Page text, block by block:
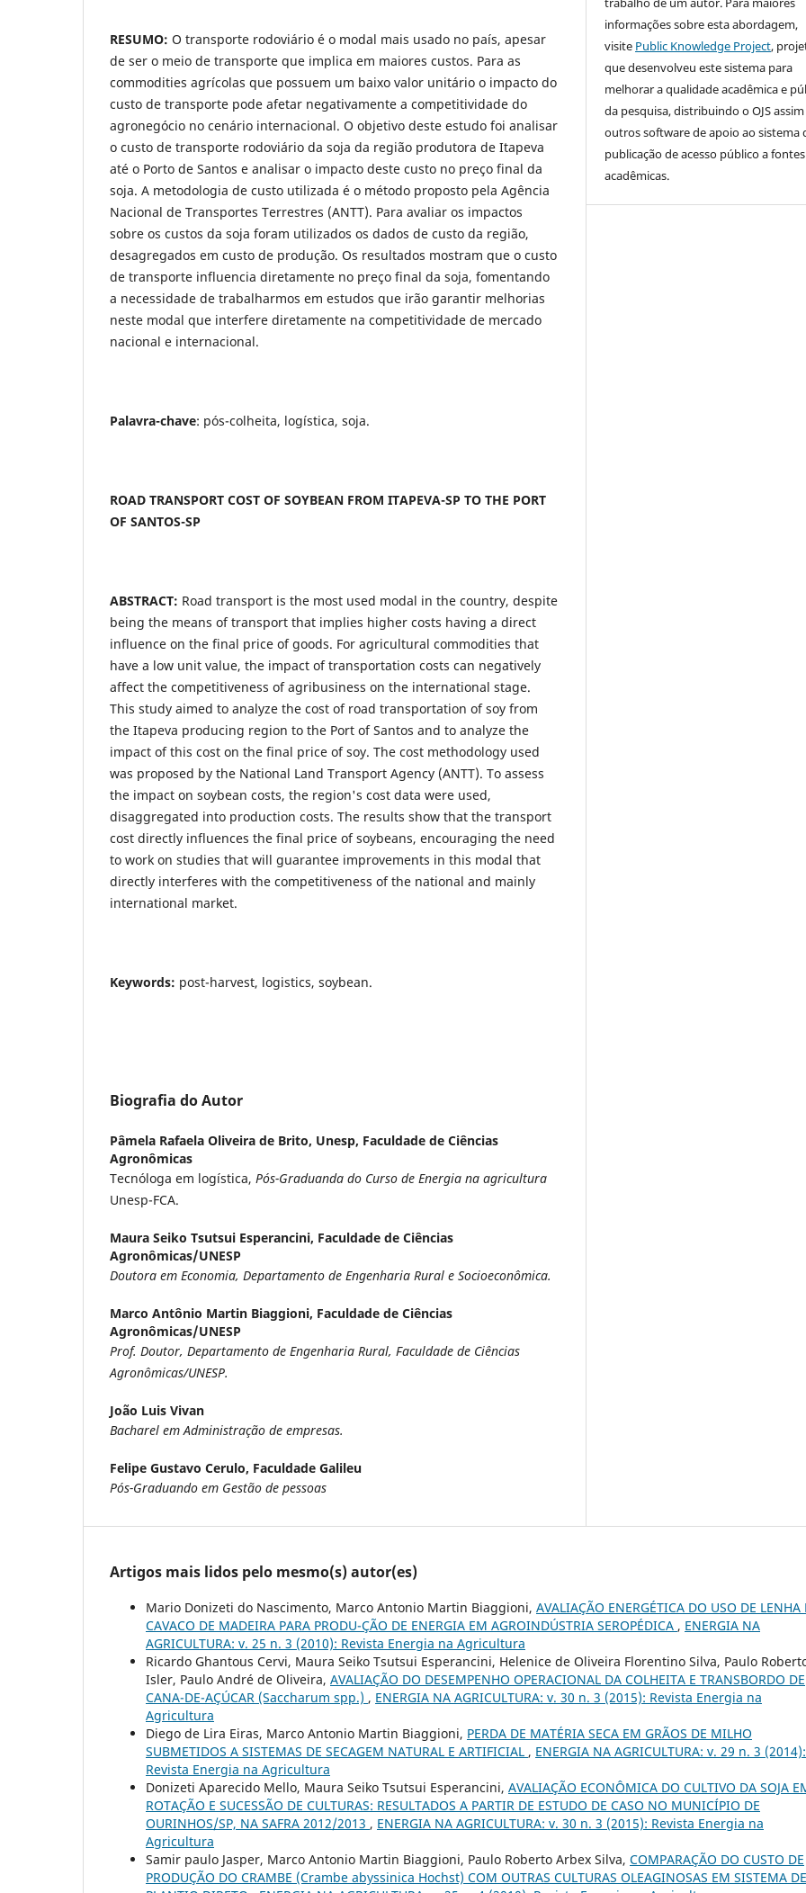
RESUMO: O transporte rodoviário é o modal mais usado no país, apesar
de ser o meio de transporte que implica em maiores custos. Para as
commodities agrícolas que possuem um baixo valor unitário o impacto do
custo de transporte pode afetar negativamente a competitividade do
agronegócio no cenário internacional. O objetivo deste estudo foi analisar
o custo de transporte rodoviário da soja da região produtora de Itapeva
até o Porto de Santos e analisar o impacto deste custo no preço final da
soja. A metodologia de custo utilizada é o método proposto pela Agência
Nacional de Transportes Terrestres (ANTT). Para avaliar os impactos
sobre os custos da soja foram utilizados os dados de custo da região,
desagregados em custo de produção. Os resultados mostram que o custo
de transporte influencia diretamente no preço final da soja, fomentando
a necessidade de trabalharmos em estudos que irão garantir melhorias
neste modal que interfere diretamente na competitividade de mercado
nacional e internacional.
Palavra-chave: pós-colheita, logística, soja.
ROAD TRANSPORT COST OF SOYBEAN FROM ITAPEVA-SP TO THE PORT
OF SANTOS-SP
ABSTRACT: Road transport is the most used modal in the country, despite
being the means of transport that implies higher costs having a direct
influence on the final price of goods. For agricultural commodities that
have a low unit value, the impact of transportation costs can negatively
affect the competitiveness of agribusiness on the international stage.
This study aimed to analyze the cost of road transportation of soy from
the Itapeva producing region to the Port of Santos and to analyze the
impact of this cost on the final price of soy. The cost methodology used
was proposed by the National Land Transport Agency (ANTT). To assess
the impact on soybean costs, the region's cost data were used,
disaggregated into production costs. The results show that the transport
cost directly influences the final price of soybeans, encouraging the need
to work on studies that will guarantee improvements in this modal that
directly interferes with the competitiveness of the national and mainly
international market.
Keywords: post-harvest, logistics, soybean.
Biografia do Autor
Pâmela Rafaela Oliveira de Brito, Unesp, Faculdade de Ciências
Agronômicas
Tecnóloga em logística, Pós-Graduanda do Curso de Energia na agricultura
Unesp-FCA.
Maura Seiko Tsutsui Esperancini, Faculdade de Ciências
Agronômicas/UNESP
Doutora em Economia, Departamento de Engenharia Rural e Socioeconômica.
Marco Antônio Martin Biaggioni, Faculdade de Ciências
Agronômicas/UNESP
Prof. Doutor, Departamento de Engenharia Rural, Faculdade de Ciências
Agronômicas/UNESP.
João Luis Vivan
Bacharel em Administração de empresas.
Felipe Gustavo Cerulo, Faculdade Galileu
Pós-Graduando em Gestão de pessoas
informações sobre esta abordagem,
visite Public Knowledge Project,
que desenvolveu este sistema para
melhorar a qualidade acadêmica e
da pesquisa, distribuindo o OJS
outros software de apoio ao sistema
publicação de acesso público a fontes
acadêmicas.
Artigos mais lidos pelo mesmo(s) autor(es)
Mario Donizeti do Nascimento, Marco Antonio Martin Biaggioni, AVALIAÇÃO ENERGÉTICA DO USO DE LENHA
CAVACO DE MADEIRA PARA PRODU-ÇÃO DE ENERGIA EM AGROINDÚSTRIA SEROPÉDICA , ENERGIA NA
AGRICULTURA: v. 25 n. 3 (2010): Revista Energia na Agricultura
Ricardo Ghantous Cervi, Maura Seiko Tsutsui Esperancini, Helenice de Oliveira Florentino Silva, Paulo
Isler, Paulo André de Oliveira, AVALIAÇÃO DO DESEMPENHO OPERACIONAL DA COLHEITA E TRANSBORDO DE
CANA-DE-AÇÚCAR (Saccharum spp.) , ENERGIA NA AGRICULTURA: v. 30 n. 3 (2015): Revista Energia na
Agricultura
Diego de Lira Eiras, Marco Antonio Martin Biaggioni, PERDA DE MATÉRIA SECA EM GRÃOS DE MILHO
SUBMETIDOS A SISTEMAS DE SECAGEM NATURAL E ARTIFICIAL , ENERGIA NA AGRICULTURA: v. 29 n. 3 (2014):
Revista Energia na Agricultura
Donizeti Aparecido Mello, Maura Seiko Tsutsui Esperancini, AVALIAÇÃO ECONÔMICA DO CULTIVO DA SOJA
ROTAÇÃO E SUCESSÃO DE CULTURAS: RESULTADOS A PARTIR DE ESTUDO DE CASO NO MUNICÍPIO DE
OURINHOS/SP, NA SAFRA 2012/2013 , ENERGIA NA AGRICULTURA: v. 30 n. 3 (2015): Revista Energia na
Agricultura
Samir paulo Jasper, Marco Antonio Martin Biaggioni, Paulo Roberto Arbex Silva, COMPARAÇÃO DO CUSTO DE
PRODUÇÃO DO CRAMBE (Crambe abyssinica Hochst) COM OUTRAS CULTURAS OLEAGINOSAS EM SISTEMA DE